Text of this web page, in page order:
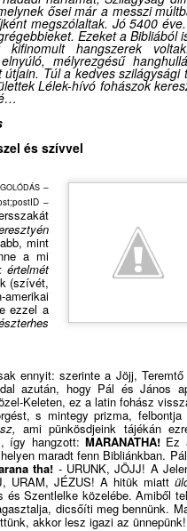
ősei már a messzi
megszólaltak. Jó 5400
Ezeket a Bibliából
hangszerek
mélyrezgésű
Túl a kedves szilágysági
Lélek-hívó fohászok
és szívvel
–
–
, mint
a mi
értelmét
(szívét,
amerikai
ezzel a
ennyit: szerinte a Jöjj, Teremtő
azután, hogy Pál és János
Keleten, ez a latin fohász
s mintegy prizma, felbontja
ami pünkösdjeink tájékán
, így hangzott: MARANATHA! Ez
maradt fenn Bibliánkban.
tha! - URUNK, JÖJJ! A
URAM, JÉZUS! A hitük miatt
Szentlelke közelébe. Amiből
sztalja, dicsőíti meg bennünk.
akkor lesz igazi az ünnepünk!
szellemi játékot űz ez a
a korokkal, a szavakkal, az
tehát nem igaz. Kétségtelen
emberek is vagyunk, ha már
is, de legalább fantáziánk legyen
És az van bőségesen is. Ezáltal
koordinátáinak erőterében homo
belső lelki iránytűjük segítségével
„homo ludasok” legyenek.
ÉLŐ
AUG
4
KONTRA